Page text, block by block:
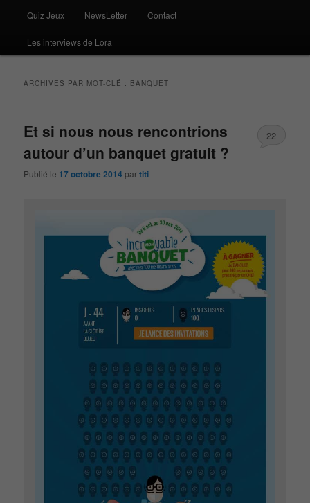
Quiz Jeux NewsLetter Contact
Les interviews de Lora
ARCHIVES PAR MOT-CLÉ : BANQUET
Et si nous nous rencontrions
autour d’un banquet gratuit ?
Publié le 17 octobre 2014 partiti
22